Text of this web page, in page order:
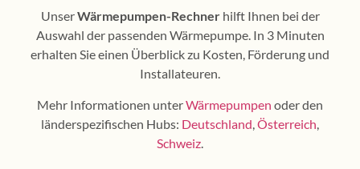
UnserWärmepumpen-Rechnerhilft Ihnen bei der
Auswahl der passenden Wärmepumpe. In 3 Minuten
erhalten Sie einen Überblick zu Kosten, Förderung und
Installateuren.
Mehr Informationen unterWärmepumpen oder den
länderspezifischen Hubs: Deutschland Österreich
Schweiz